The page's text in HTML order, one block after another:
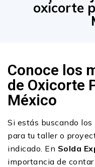
oxicorte
Conoce los
de Oxicorte
México
Si estás buscando
para tu taller o
indicado. En Solda
importancia de